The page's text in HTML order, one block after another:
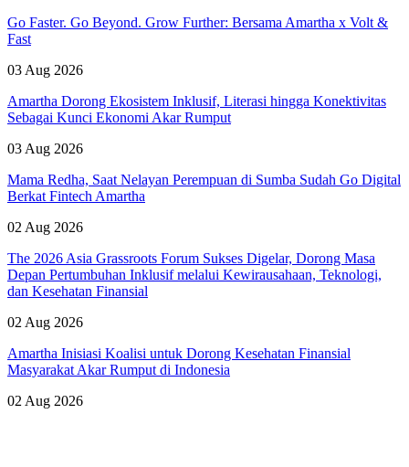
Go Faster. Go Beyond. Grow Further: Bersama Amartha x Volt &
Fast
03 Aug 2026
Amartha Dorong Ekosistem Inklusif, Literasi hingga Konektivitas
Sebagai Kunci Ekonomi Akar Rumput
03 Aug 2026
Mama Redha, Saat Nelayan Perempuan di Sumba Sudah Go Digital
Berkat Fintech Amartha
02 Aug 2026
The 2026 Asia Grassroots Forum Sukses Digelar, Dorong Masa
Depan Pertumbuhan Inklusif melalui Kewirausahaan, Teknologi,
dan Kesehatan Finansial
02 Aug 2026
Amartha Inisiasi Koalisi untuk Dorong Kesehatan Finansial
Masyarakat Akar Rumput di Indonesia
02 Aug 2026